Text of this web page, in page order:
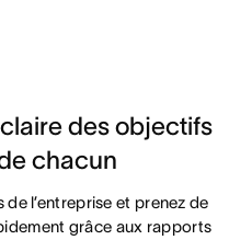
des objectifs
chacun
l’entreprise et prenez de
grâce aux rapports